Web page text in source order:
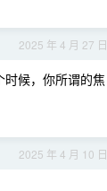
2025 年 4 月 27 日
候，你所谓的焦
2025 年 4 月 10 日